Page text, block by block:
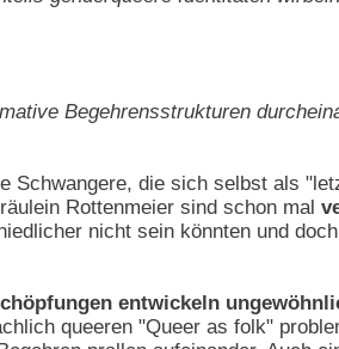
Begehrensstrukturen
Schwangere, die sich selbst als
Rottenmeier sind schon mal
nicht sein könnten und
entwickeln
queeren "Queer as folk"